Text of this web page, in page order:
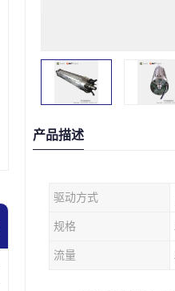
产品描述
驱动方式
规格
流量